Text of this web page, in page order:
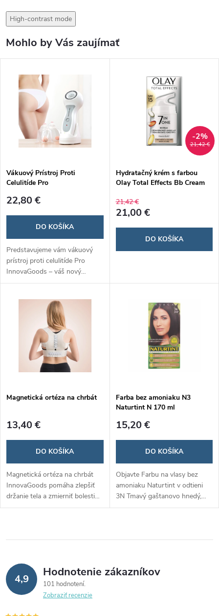
High-contrast mode
Mohlo by Vás zaujímať
Vákuový Prístroj Proti
Celulitíde Pro
22,80 €
DO KOŠÍKA
Predstavujeme vám vákuový
prístroj proti celulitíde Pro
InnovaGoods – váš nový
spojenec v boji za hladšiu a
vákuovej terapii účinne redukuje
celulitídu a navracia pokožke jej
prirodzenú pružnosť.
21,42 €
-2%
Hydratačný krém s farbou
Olay Total Effects Bb Cream
21,42 €
21,00 €
DO KOŠÍKA
Magnetická ortéza na chrbát
13,40 €
DO KOŠÍKA
Magnetická ortéza na chrbát
InnovaGoods pomáha zlepšiť
držanie tela a zmierniť bolesti
chrbta pomocou 12
nastaviteľná, pohodlná a
nosenie.
Farba bez amoniaku N3
Naturtint N 170 ml
15,20 €
DO KOŠÍKA
Objavte Farbu na vlasy bez
amoniaku Naturtint v odtieni
3N Tmavý gaštanovo hnedý,
ktorá poskytuje 100% krytie
prírodných zložiek je šetrné k
4,9 Hodnotenie zákazníkov
101 hodnotení
Zobraziť recenzie